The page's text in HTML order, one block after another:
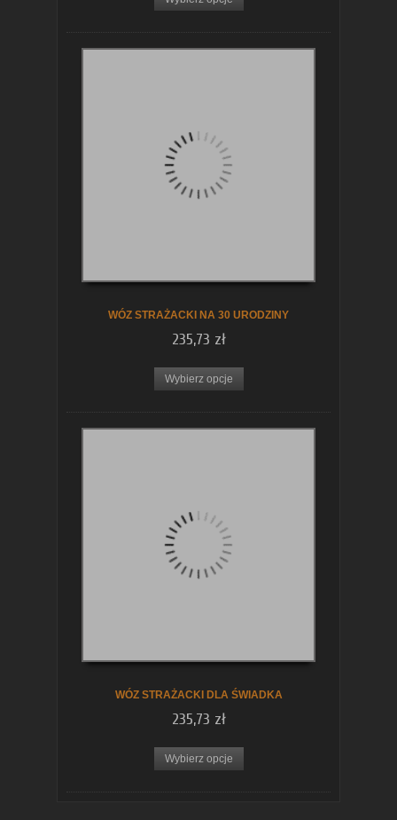
WÓZ STRAŻACKI NA 30 URODZINY
235,73 zł
Wybierz opcje
WÓZ STRAŻACKI DLA ŚWIADKA
235,73 zł
Wybierz opcje